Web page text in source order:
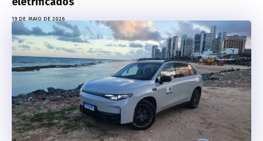
19 DE MAIO DE 2026